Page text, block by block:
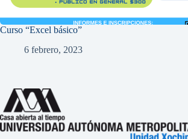
Curso “Excel básico”
6 febrero, 2023